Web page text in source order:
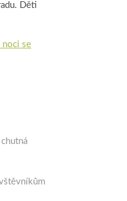
Děti
noci se